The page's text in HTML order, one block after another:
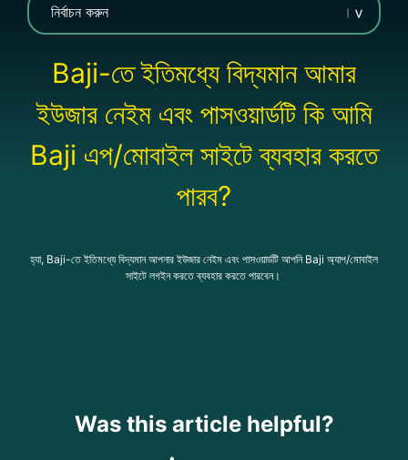
Baji-তে ইতিমধ্যে বিদ্যমান আমার
ইউজার নেইম এবং পাসওয়ার্ডটি কি আমি
Baji এপ/মোবাইল সাইটে ব্যবহার করতে
পারব?
হ্যা, Baji-তে ইতিমধ্যে বিদ্যমান আপনার ইউজার নেইম এবং পাসওয়ার্ডটি আপনি Baji অ্যাপ/মোবাইল
সাইটে লগইন করতে ব্যবহার করতে পারবেন।
Was this article helpful?